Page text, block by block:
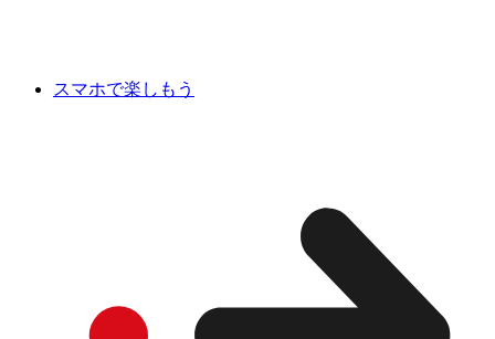
スマホで楽しもう